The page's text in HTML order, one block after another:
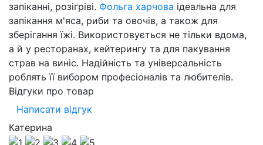
запіканні, розігріві. Фольга харчова ідеальна для
запікання м'яса, риби та овочів, а також для
зберігання їжі. Використовується не тільки вдома,
а й у ресторанах, кейтерингу та для пакування
страв на виніс. Надійність та універсальність
роблять її вибором професіоналів та любителів.
Відгуки про товар
Написати відгук
Катерина